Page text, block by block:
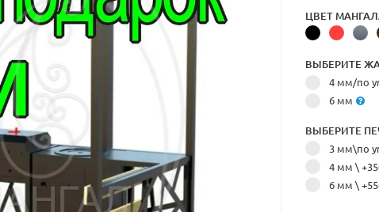
ЦВЕТ
ВЫБЕРИТЕ
4 мм/по
6 мм
ВЫБЕРИТЕ
3 мм\по
4 мм\
6 мм\